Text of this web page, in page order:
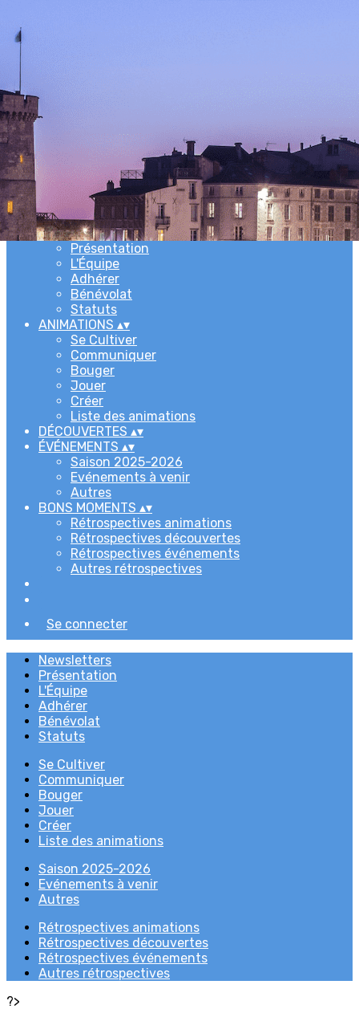
Menu
Ajoutez un logo, un bouton, des réseaux sociaux
Cliquez pour éditer
ACCUEIL▴ ▾
L'ASSOCIATION▴▾
Newsletters
Présentation
L'Équipe
Adhérer
Bénévolat
Statuts
ANIMATIONS ▴▾
Se Cultiver
Communiquer
Bouger
Jouer
Créer
Liste des animations
DÉCOUVERTES ▴▾
ÉVÉNEMENTS ▴▾
Saison 2025-2026
Evénements à venir
Autres
BONS MOMENTS ▴▾
Rétrospectives animations
Rétrospectives découvertes
Rétrospectives événements
Autres rétrospectives
Se connecter
Newsletters
Présentation
L'Équipe
Adhérer
Bénévolat
Statuts
Se Cultiver
Communiquer
Bouger
Jouer
Créer
Liste des animations
Saison 2025-2026
Evénements à venir
Autres
Rétrospectives animations
Rétrospectives découvertes
Rétrospectives événements
Autres rétrospectives
?>